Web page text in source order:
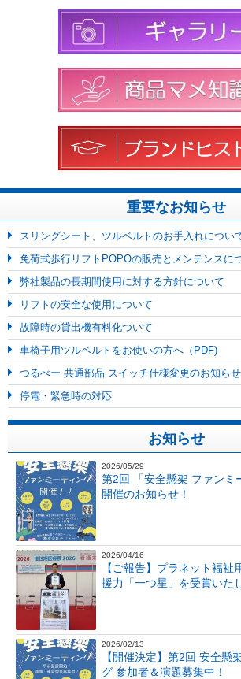
重要なお知らせ
スリングシート、ツルベルトのお手入れについ
免荷式歩行リフトPOPOの販売とメンテンスに
弊社製品の長期間使用に対する方針について
リフトの安全な使用について
故障時の貸出機有料化ついて
車椅子用ツルベルトをお使いの方へ（PDF)
つるべー 共通部品 スイッチ仕様変更のお知らせ
停電・緊急時の対応
お知らせ
2026/05/29
第2回 「安全懸架 ファンミ
開催のお知らせ！
2026/04/16
【ご報告】プラネット福祉
援力「一つ星」を受賞いた
2026/02/13
【開催決定】第2回 安全懸
グ 参加者＆演題募集中！